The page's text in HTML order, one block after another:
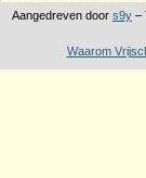
Aangedreven door s9y –
Waarom